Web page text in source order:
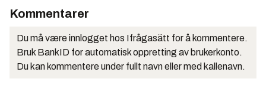
Kommentarer
Du må være innlogget hos Ifrågasätt for å kommentere.
Bruk BankID for automatisk oppretting av brukerkonto.
Du kan kommentere under fullt navn eller med kallenavn.